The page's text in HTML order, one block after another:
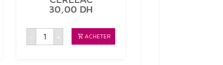
30,00 DH
-
quantité
CEREALES
+ ACHETER